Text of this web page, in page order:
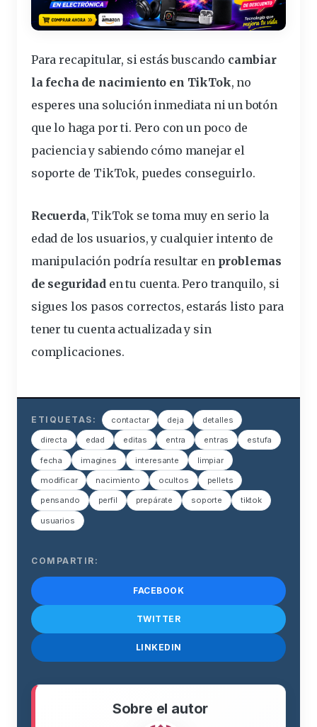
Para recapitular, si estás buscando cambiar
la fecha de nacimiento en TikTok, no
esperes una solución inmediata ni un botón
que lo haga por ti. Pero con un poco de
paciencia y sabiendo cómo manejar el
soporte de TikTok, puedes conseguirlo.
Recuerda, TikTok se toma muy en serio la
edad de los usuarios, y cualquier intento de
manipulación podría resultar en problemas
de seguridad en tu cuenta. Pero tranquilo, si
sigues los pasos correctos, estarás listo para
tener tu cuenta actualizaday sin
complicaciones.
ETIQUETAS: contactar deja detalles
directa edad editas entra entras estufa
fecha imagines interesante limpiar
modificar nacimiento ocultos pellets
pensando perfil prepárate soporte tiktok
usuarios
COMPARTIR:
FACEBOOK
TWITTER
LINKEDIN
Sobre el autor